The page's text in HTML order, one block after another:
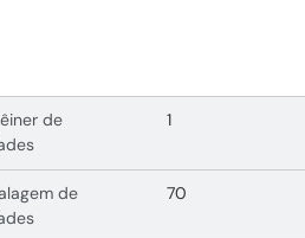
de
1
de
70